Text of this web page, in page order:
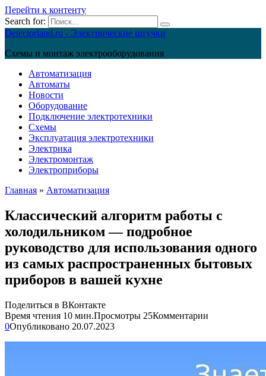
Перейти к контенту
Search for:
Detectorland.ru - Электрические штучки
Схемы и монтаж электрооборудования
Автоматизация
Автоматы
Новости
Оборудование
Подключение электротехники
Схемы
Эксплуатация электротехники
Электрика
Электромонтаж
Электроприборы
Главная » Автоматизация
Классический алгоритм работы с
холодильником — подробное
руководство для использования одного
из самых распространенных бытовых
приборов в вашей кухне
Поделиться в ВКонтакте
Время чтения 10 мин.Просмотры 25Комментарии
0Опубликовано 20.07.2023